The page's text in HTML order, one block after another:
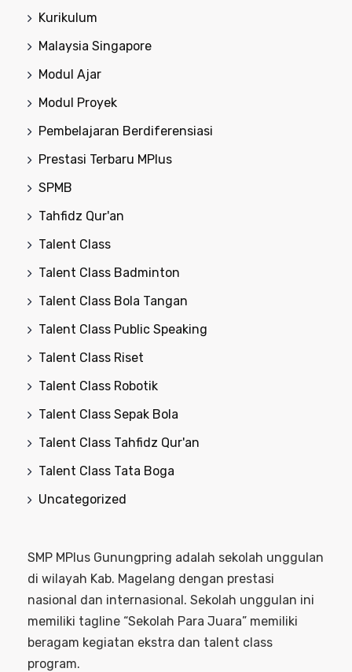
Kurikulum
Malaysia Singapore
Modul Ajar
Modul Proyek
Pembelajaran Berdiferensiasi
Prestasi Terbaru MPlus
SPMB
Tahfidz Qur'an
Talent Class
Talent Class Badminton
Talent Class Bola Tangan
Talent Class Public Speaking
Talent Class Riset
Talent Class Robotik
Talent Class Sepak Bola
Talent Class Tahfidz Qur'an
Talent Class Tata Boga
Uncategorized
SMP MPlus Gunungpring adalah sekolah unggulan
di wilayah Kab. Magelang dengan prestasi
nasional dan internasional. Sekolah unggulan ini
memiliki tagline “Sekolah Para Juara” memiliki
beragam kegiatan ekstra dan talent class
program.